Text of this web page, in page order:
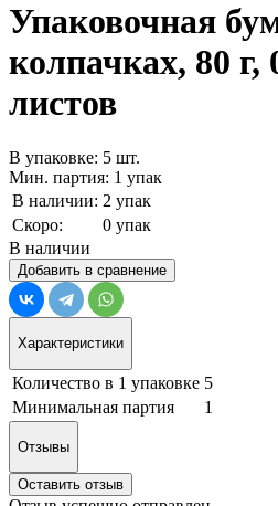
Упаковочная
колпачках, 80 г,
листов
В упаковке: 5 шт.
Мин. партия: 1 упак
В наличии: 2 упак
Скоро:
0 упак
В наличии
Добавить в сравнение
Характеристики
Количество в 1 упаковке 5
Минимальная партия
1
Отзывы
Оставить отзыв